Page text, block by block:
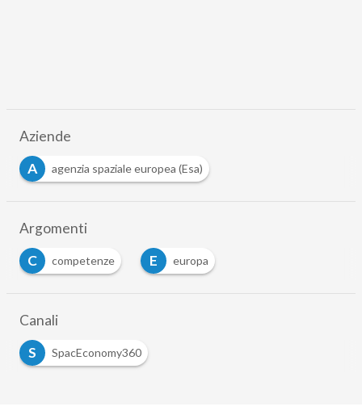
Aziende
A
agenzia spaziale europea (Esa)
Argomenti
C
competenze E europa
Canali
S
SpacEconomy360